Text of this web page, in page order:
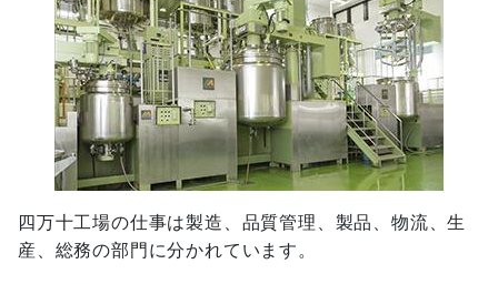
四万十工場の仕事は製造、品質管理、製品、物流、生
産、総務の部門に分かれています。